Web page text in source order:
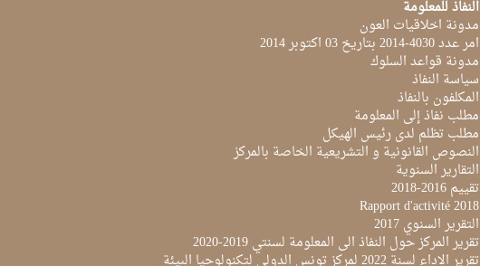
النفاذ للمعلومة
مدونة اخلاقيات العون
امر عدد 4030-2014 بتاريخ 03 اكتوبر 2014
مدونة قواعد السلوك
سياسة النفاذ
المكلفون بالنفاذ
مطلب نفاذ إلى المعلومة
مطلب تظلم لدى رئيس الهيكل
النصوص القانونية و التشريعية الخاصة بالمركز
التقارير السنوية
تقييم 2016-2018
Rapport d'activité 2018
التقرير السنوي 2017
تقرير المركز حول النفاذ الى المعلومة لسنتي 2019-2020
تقرير الاداء لسنة 2022 لمركز تونس الدولي لتكنولوجيا البيئة